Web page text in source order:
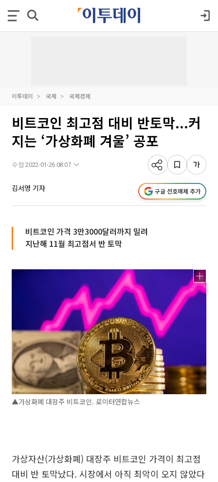
이투데이 국제 국제경제
비트코인 최고점 대비 반토막...커
지는 ‘가상화폐 겨울’ 공포
수정 2022-01-26 08:07
김서영 기자 구글 선호매체 추가
비트코인 가격 3만3000달러까지 밀려
지난해 11월 최고점서 반 토막
▲가상화폐 대장주 비트코인. 로이터연합뉴스
가상자산(가상화폐) 대장주 비트코인 가격이 최고점
대비 반 토막났다. 시장에서 아직 최악이 오지 않았다